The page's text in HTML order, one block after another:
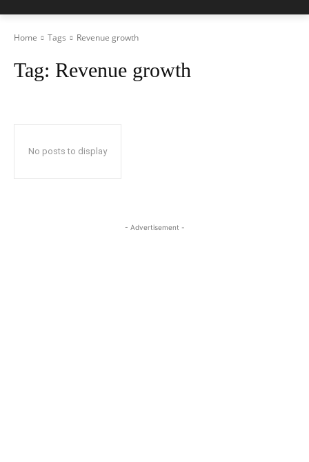
Home Tags Revenue growth
Tag: Revenue growth
No posts to display
- Advertisement -